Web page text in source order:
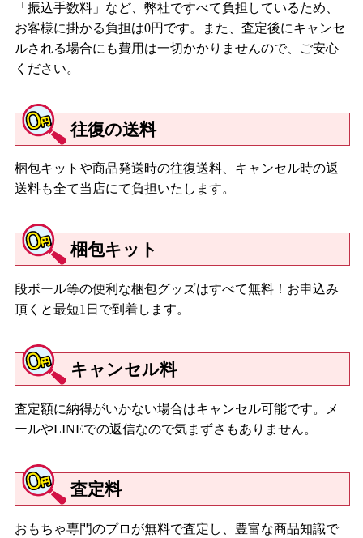
「振込手数料」など、弊社ですべて負担しているため、
お客様に掛かる負担は0円です。また、査定後にキャンセ
ルされる場合にも費用は一切かかりませんので、ご安心
ください。
往復の送料
梱包キットや商品発送時の往復送料、キャンセル時の返
送料も全て当店にて負担いたします。
梱包キット
段ボール等の便利な梱包グッズはすべて無料！お申込み
頂くと最短1日で到着します。
キャンセル料
査定額に納得がいかない場合はキャンセル可能です。メ
ールやLINEでの返信なので気まずさもありません。
査定料
おもちゃ専門のプロが無料で査定し、豊富な商品知識で